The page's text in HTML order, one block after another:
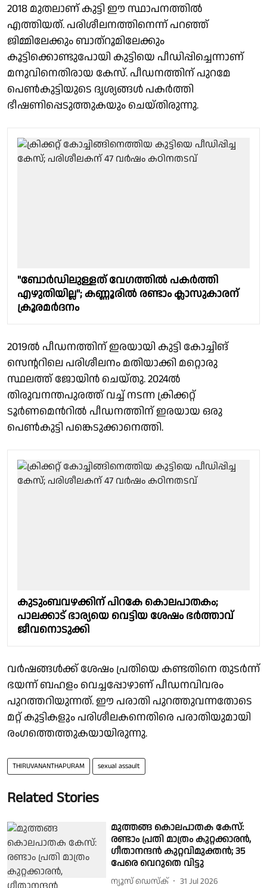
2018 മുതലാണ് കുട്ടി ഈ സ്ഥാപനത്തിൽ
എത്തിയത്. പരിശീലനത്തിനെന്ന് പറഞ്ഞ്
ജിമ്മിലേക്കും ബാത്‌റൂമിലേക്കും
കൂട്ടിക്കൊണ്ടുപോയി കുട്ടിയെ പീഡിപ്പിച്ചെന്നാണ്
മനുവിനെതിരായ കേസ്. പീഡനത്തിന് പുറമേ
പെൺകുട്ടിയുടെ ദൃശ്യങ്ങൾ പകർത്തി
ഭീഷണിപ്പെടുത്തുകയും ചെയ്തിരുന്നു.
"ബോര്‍ഡിലുള്ളത് വേഗത്തില്‍ പകര്‍ത്തി
എഴുതിയില്ല"; കണ്ണൂരിൽ രണ്ടാം ക്ലാസുകാരന്
ക്രൂരമർദനം
2019ൽ പീഡനത്തിന് ഇരയായി കുട്ടി കോച്ചിങ്
സെൻ്ററിലെ പരിശീലനം മതിയാക്കി മറ്റൊരു
സ്ഥലത്ത് ജോയിൻ ചെയ്തു. 2024ൽ
തിരുവനന്തപുരത്ത് വച്ച് നടന്ന ക്രിക്കറ്റ്
ടൂർണമെന്‍റിൽ പീഡനത്തിന് ഇരയായ ഒരു
പെൺകുട്ടി പങ്കെടുക്കാനെത്തി.
കുടുംബവഴക്കിന് പിറകേ കൊലപാതകം;
പാലക്കാട് ഭാര്യയെ വെട്ടിയ ശേഷം ഭർത്താവ്
ജീവനൊടുക്കി
വർഷങ്ങൾക്ക് ശേഷം പ്രതിയെ കണ്ടതിനെ തുടർന്ന്
ഭയന്ന് ബഹളം വെച്ചപ്പോഴാണ് പീഡനവിവരം
പുറത്തറിയുന്നത്. ഈ പരാതി പുറത്തുവന്നതോടെ
മറ്റ് കുട്ടികളും പരിശീലകനെതിരെ പരാതിയുമായി
രംഗത്തെത്തുകയായിരുന്നു.
THIRUVANANTHAPURAM sexual assault
Related Stories
മുത്തങ്ങ കൊലപാതക കേസ്:
രണ്ടാം പ്രതി മാത്രം കുറ്റക്കാരന്‍,
ഗീതാനന്ദന്‍ കുറ്റവിമുക്തന്‍; 35
പേരെ വെറുതെ വിട്ടു
ന്യൂസ് ഡെസ്ക് 31 Jul 2026